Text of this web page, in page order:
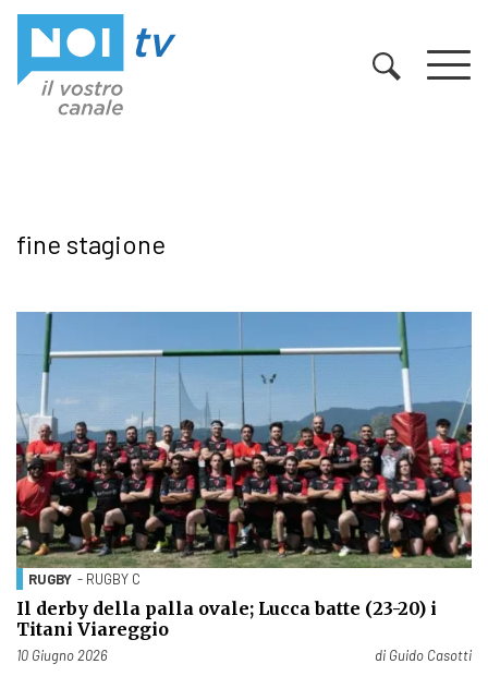
fine stagione
RUGBY - RUGBY C
Il derby della palla ovale; Lucca batte (23-20) i
Titani Viareggio
Pubblicato il
10 Giugno 2026 di Guido Casotti